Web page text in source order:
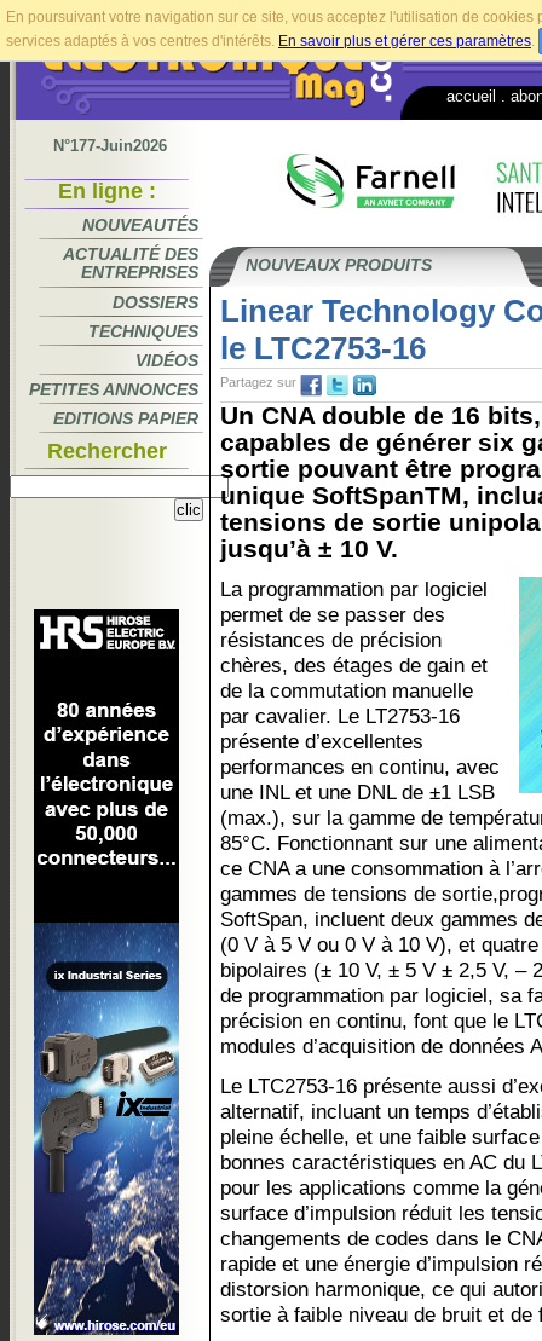
En poursuivant votre navigation sur ce site, vous acceptez l'utilisation de
services adaptés à vos centres d'intérêts. En savoir plus et gérer ces paramètres.
accueil
N°177-Juin2026
En ligne :
NOUVEAUTÉS
ACTUALITÉ DES
ENTREPRISES
DOSSIERS
TECHNIQUES
VIDÉOS
PETITES ANNONCES
EDITIONS PAPIER
Rechercher
NOUVEAUX PRODUITS
Linear Technology
le LTC2753-16
Partagez sur
Un CNA double de 16
capables de générer six
sortie pouvant être
unique SoftSpanTM,
tensions de sortie
jusqu’à ± 10 V.
La programmation par logiciel
permet de se passer des
résistances de précision
chères, des étages de gain et
de la commutation manuelle
par cavalier. Le LT2753-16
présente d’excellentes
performances en continu, avec
une INL et une DNL de ±1 LSB
(max.), sur la gamme de
85°C. Fonctionnant sur une
ce CNA a une consommation à
gammes de tensions de
SoftSpan, incluent deux gammes
(0 V à 5 V ou 0 V à 10 V), et
bipolaires (± 10 V, ± 5 V ± 2,5 V, –
de programmation par logiciel, sa
précision en continu, font que le
modules d’acquisition de données
Le LTC2753-16 présente aussi
alternatif, incluant un temps
pleine échelle, et une faible
bonnes caractéristiques en AC du
pour les applications comme la
surface d’impulsion réduit les
changements de codes dans le
rapide et une énergie d’impulsion
distorsion harmonique, ce qui
sortie à faible niveau de bruit et de